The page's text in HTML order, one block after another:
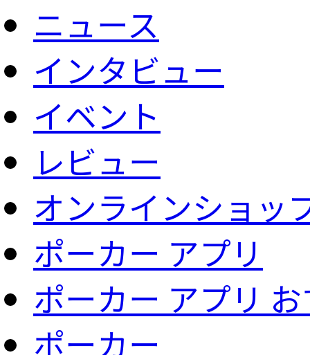
ニュース
インタビュー
イベント
レビュー
オンラインショッ
ポーカー アプリ
ポーカー アプリ
ポーカー